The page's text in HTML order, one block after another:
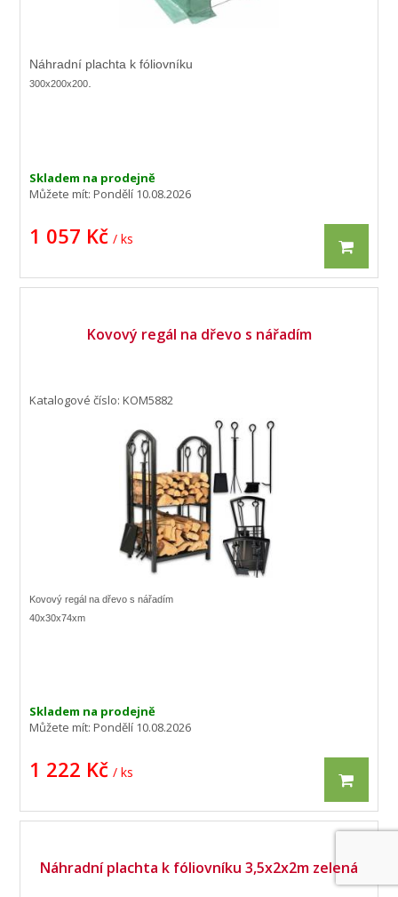
Skladem na prodejně
Můžete mít:Pondělí 10.08.2026
1 057 Kč / ks
Náhradní plachta k fóliovníku
300x200x200
Kovový regál na dřevo s nářadím
Katalogové číslo: KOM5882
Skladem na prodejně
Můžete mít:Pondělí 10.08.2026
1 222 Kč / ks
Kovový regál na dřevo s nářadím
40x30x74xm
Náhradní plachta k fóliovníku 3,5x2x2m zelená